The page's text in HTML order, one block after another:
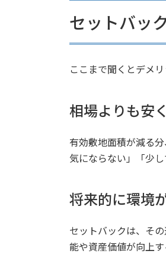
セットバッ
ここまで聞くとデメ
相場よりも安
有効敷地面積が減る
気にならない」「少
将来的に環境
セットバックは、そ
能や資産価値が向上す